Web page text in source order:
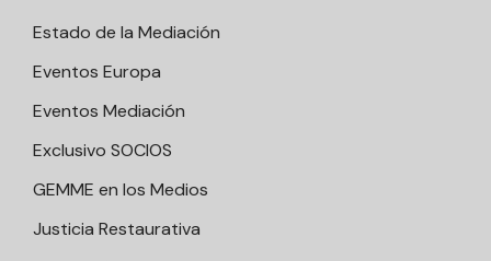
Estado de la Mediación
Eventos Europa
Eventos Mediación
Exclusivo SOCIOS
GEMME en los Medios
Justicia Restaurativa